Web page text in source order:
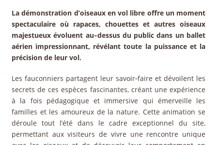
La démonstration d’oiseaux en vol libre offre un moment
spectaculaire où rapaces, chouettes et autres oiseaux
majestueux évoluent au‑dessus du public dans un ballet
aérien impressionnant, révélant toute la puissance et la
précision de leur vol.
Les fauconniers partagent leur savoir‑faire et dévoilent les
secrets de ces espèces fascinantes, créant une expérience
à la fois pédagogique et immersive qui émerveille les
familles et les amoureux de la nature. Cette animation se
déroule tout l’été dans le cadre exceptionnel du site,
permettant aux visiteurs de vivre une rencontre unique